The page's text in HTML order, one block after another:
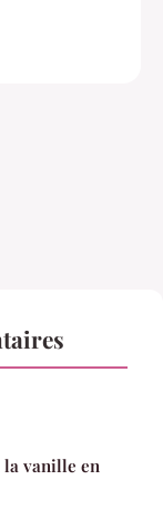
la vanille en